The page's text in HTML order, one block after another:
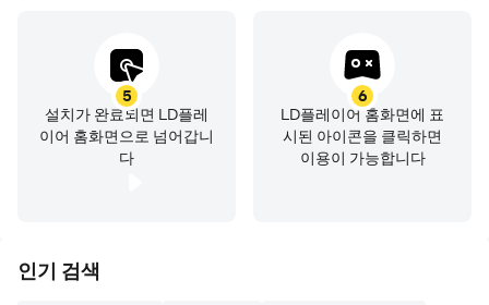
5
설치가 완료되면 LD플레
이어 홈화면으로 넘어갑니
다
6
LD플레이어 홈화면에 표
시된 아이콘을 클릭하면
이용이 가능합니다
인기 검색